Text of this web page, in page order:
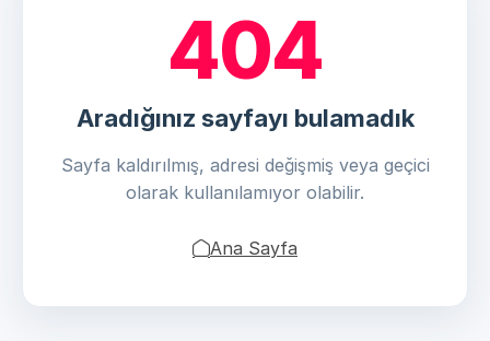
404
Aradığınız sayfayı bulamadık
Sayfa kaldırılmış, adresi değişmiş veya geçici
olarak kullanılamıyor olabilir.
Ana Sayfa